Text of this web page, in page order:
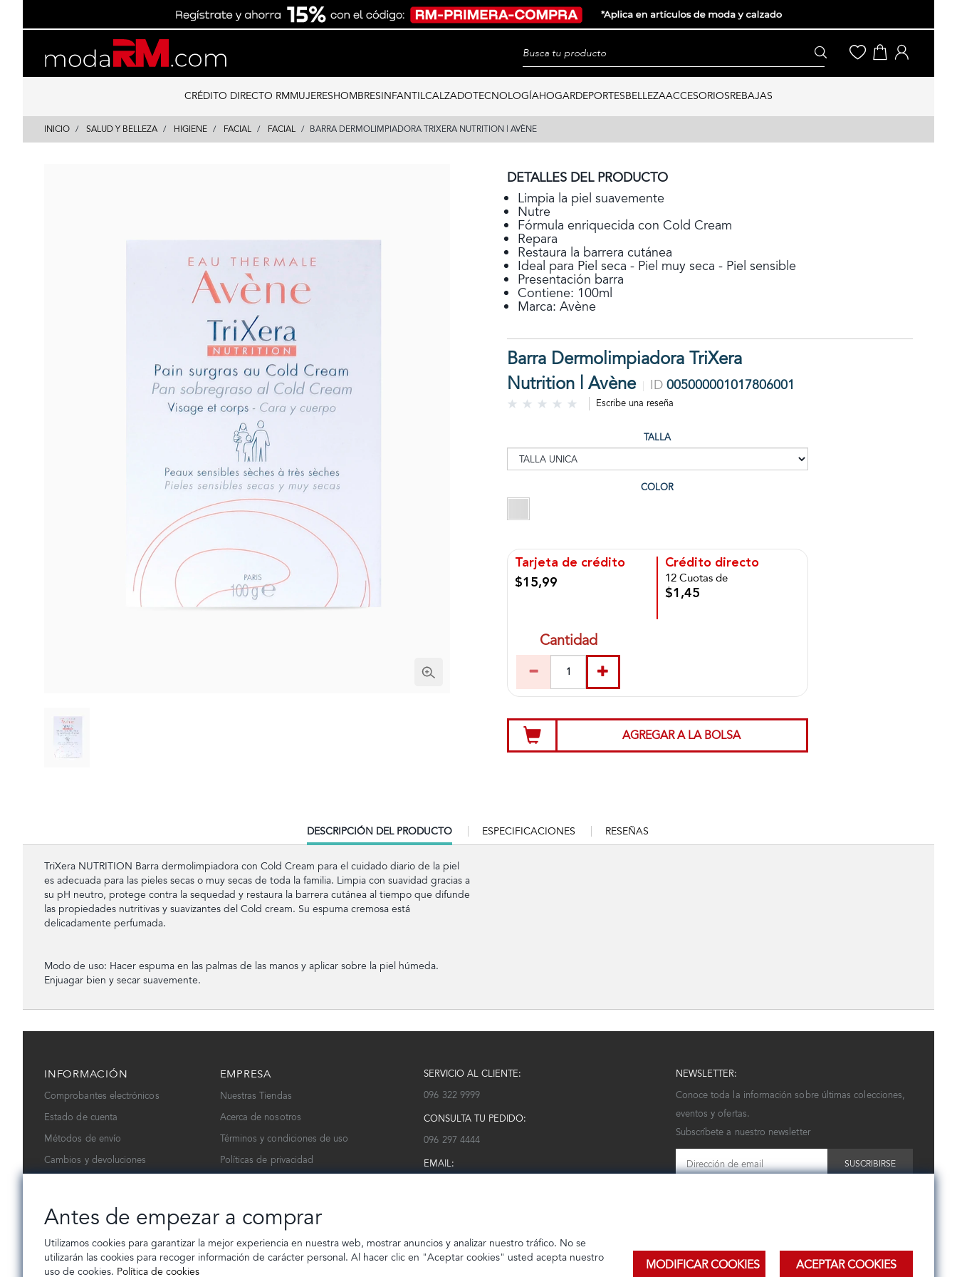
content
navigation
CRÉDITO DIRECTO RMMUJERESHOMBRESINFANTILCALZADOTECNOLOGÍAHOGARDEPORTESBELLEZAACCESORIOSREBAJAS
INICIO SALUD Y BELLEZA HIGIENE FACIAL FACIAL BARRA DERMOLIMPIADORA TRIXERA NUTRITION | AVÈNE
DETALLES DEL PRODUCTO
Limpia la piel suavemente
Nutre
Fórmula enriquecida con Cold Cream
Repara
Restaura la barrera cutánea
Ideal para Piel seca - Piel muy seca - Piel sensible
Presentación barra
Contiene: 100ml
Marca: Avène
Barra Dermolimpiadora TriXera
Nutrition | Avène
ID 005000001017806001
Escribe una reseña
TALLA
COLOR
Tarjeta de crédito
$15,99
Crédito directo
12 Cuotas de
$1,45
Cantidad
AGREGAR A LA BOLSA
CURRENT
TAB:
DESCRIPCIÓN DEL PRODUCTO ESPECIFICACIONES RESEÑAS
TriXera NUTRITION Barra dermolimpiadora con Cold Cream para el cuidado diario de la piel
es adecuada para las pieles secas o muy secas de toda la familia. Limpia con suavidad gracias a
su pH neutro, protege contra la sequedad y restaura la barrera cutánea al tiempo que difunde
las propiedades nutritivas y suavizantes del Cold cream. Su espuma cremosa está
delicadamente perfumada.
Modo de uso: Hacer espuma en las palmas de las manos y aplicar sobre la piel húmeda.
Enjuagar bien y secar suavemente.
INFORMACIÓN
Comprobantes electrónicos
Estado de cuenta
Métodos de envío
Cambios y devoluciones
EMPRESA
Nuestras Tiendas
Acerca de nosotros
Términos y condiciones de uso
Políticas de privacidad
SERVICIO AL CLIENTE:
096 322 9999
CONSULTA TU PEDIDO:
096 297 4444
EMAIL:
NEWSLETTER:
Conoce toda la información sobre últimas colecciones,
eventos y ofertas.
Subscríbete a nuestro newsletter
SUSCRIBIRSE
Antes de empezar a comprar
Utilizamos cookies para garantizar la mejor experiencia en nuestra web, mostrar anuncios y analizar nuestro tráfico. No se
utilizarán las cookies para recoger información de carácter personal. Al hacer clic en "Aceptar cookies" usted acepta nuestro
uso de cookies. Política de cookies MODIFICAR COOKIES ACEPTAR COOKIES